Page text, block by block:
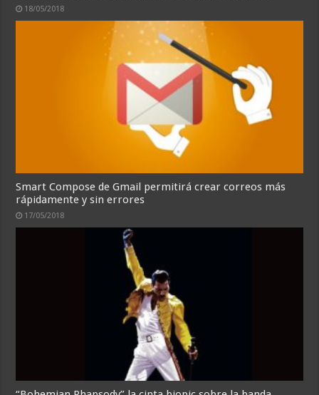
18/05/2018
Smart Compose de Gmail permitirá crear correos más
rápidamente y sin errores
17/05/2018